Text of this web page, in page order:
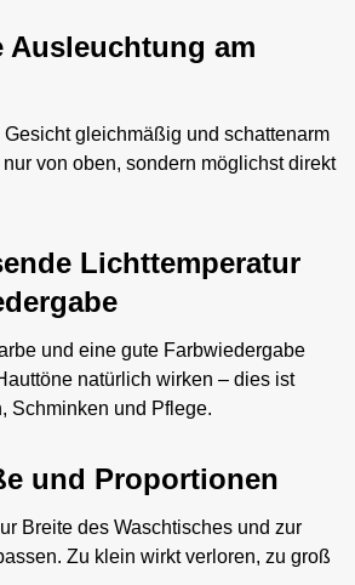
Ausleuchtung am
gleichmäßig und schattenarm
von oben, sondern möglichst direkt
Lichttemperatur
und eine gute Farbwiedergabe
natürlich wirken – dies ist
Schminken und Pflege.
und Proportionen
Breite des Waschtisches und zur
Zu klein wirkt verloren, zu groß